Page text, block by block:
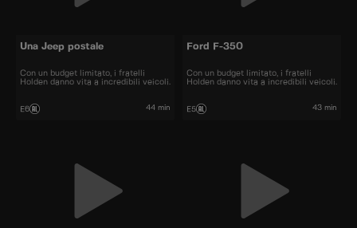
Una Jeep postale
Con un budget limitato, i fratelli
Holden danno vita a incredibili veicoli.
E6 44 min
Ford F-350
Con un budget limitato, i fratelli
Holden danno vita a incredibili veicoli.
E5 43 min